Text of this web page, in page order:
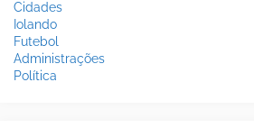
Cidades
Iolando
Futebol
Administrações
Política